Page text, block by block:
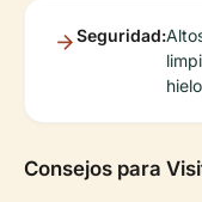
Seguridad:
Consejos para